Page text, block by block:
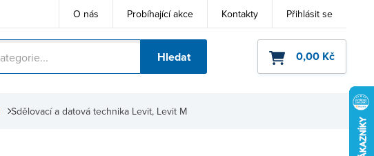
O nás Probíhající akce Kontakty Přihlásit se
Hledat 0,00 Kč
Sdělovací a datová technika Levit, Levit M